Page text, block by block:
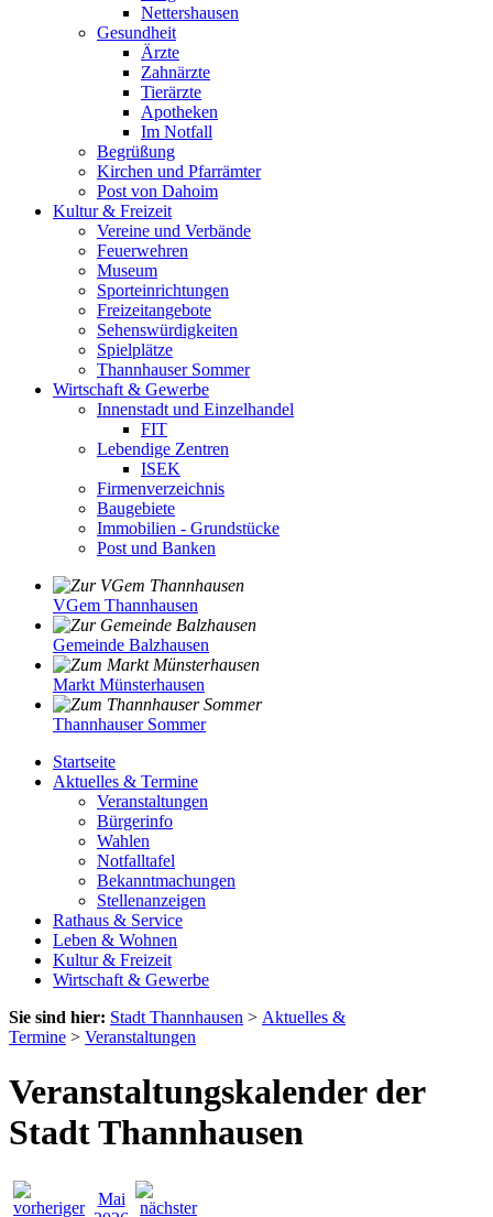
Nettershausen
Gesundheit
Ärzte
Zahnärzte
Tierärzte
Apotheken
Im Notfall
Begrüßung
Kirchen und Pfarrämter
Post von Dahoim
Kultur & Freizeit
Vereine und Verbände
Feuerwehren
Museum
Sporteinrichtungen
Freizeitangebote
Sehenswürdigkeiten
Spielplätze
Thannhauser Sommer
Wirtschaft & Gewerbe
Innenstadt und Einzelhandel
FIT
Lebendige Zentren
ISEK
Firmenverzeichnis
Baugebiete
Immobilien - Grundstücke
Post und Banken
VGem Thannhausen
Gemeinde Balzhausen
Markt Münsterhausen
Thannhauser Sommer
Startseite
Aktuelles & Termine
Veranstaltungen
Bürgerinfo
Wahlen
Notfalltafel
Bekanntmachungen
Stellenanzeigen
Rathaus & Service
Leben & Wohnen
Kultur & Freizeit
Wirtschaft & Gewerbe
Sie sind hier: Stadt Thannhausen > Aktuelles &
Termine > Veranstaltungen
Veranstaltungskalender der
Stadt Thannhausen
Mai